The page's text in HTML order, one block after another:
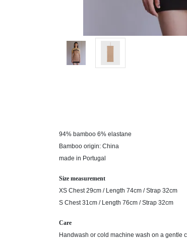
94% bamboo 6% elastane
Bamboo origin: China
made in Portugal
Size measurement
XS Chest 29cm / Length 74cm / Strap 32cm
S Chest 31cm / Length 76cm / Strap 32cm
Care
Handwash or cold machine wash on a gentle